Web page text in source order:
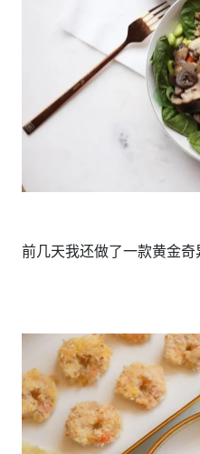
前几天我还做了一款黄金奇